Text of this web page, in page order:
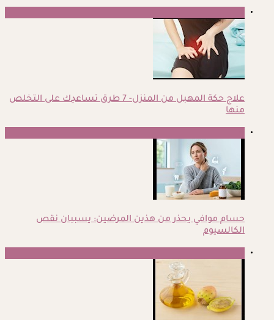
علاج حكة المهبل من المنزل- 7 طرق تساعدِك على التخلص
منها
حسام موافي يحذر من هذين المرضين: يسببان نقص
الكالسيوم